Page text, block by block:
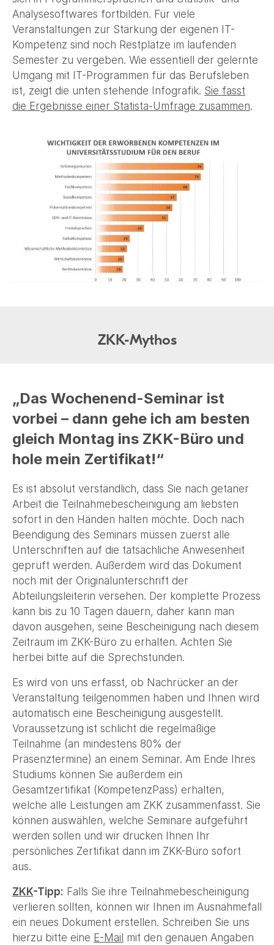
Analysesoftwares fortbilden. Für viele
Veranstaltungen zur Stärkung der eigenen IT-
Kompetenz sind noch Restplätze im laufenden
Semester zu vergeben. Wie essentiell der gelernte
Umgang mit IT-Programmen für das Berufsleben
ist, zeigt die unten stehende Infografik. Sie fasst
die Ergebnisse einer Statista-Umfrage zusammen.
ZKK-Mythos
„Das Wochenend-Seminar ist
vorbei – dann gehe ich am besten
gleich Montag ins ZKK-Büro und
hole mein Zertifikat!“
Es ist absolut verständlich, dass Sie nach getaner
Arbeit die Teilnahmebescheinigung am liebsten
sofort in den Händen halten möchte. Doch nach
Beendigung des Seminars müssen zuerst alle
Unterschriften auf die tatsächliche Anwesenheit
geprüft werden. Außerdem wird das Dokument
noch mit der Originalunterschrift der
Abteilungsleiterin versehen. Der komplette Prozess
kann bis zu 10 Tagen dauern, daher kann man
davon ausgehen, seine Bescheinigung nach diesem
Zeitraum im ZKK-Büro zu erhalten. Achten Sie
herbei bitte auf die Sprechstunden.
Es wird von uns erfasst, ob Nachrücker an der
Veranstaltung teilgenommen haben und Ihnen wird
automatisch eine Bescheinigung ausgestellt.
Voraussetzung ist schlicht die regelmäßige
Teilnahme (an mindestens 80% der
Präsenztermine) an einem Seminar. Am Ende Ihres
Studiums können Sie außerdem ein
Gesamtzertifikat (KompetenzPass) erhalten,
welche alle Leistungen am ZKK zusammenfasst. Sie
können auswählen, welche Seminare aufgeführt
werden sollen und wir drucken Ihnen Ihr
persönliches Zertifikat dann im ZKK-Büro sofort
aus.
ZKK-Tipp: Falls Sie ihre Teilnahmebescheinigung
verlieren sollten, können wir Ihnen im Ausnahmefall
ein neues Dokument erstellen. Schreiben Sie uns
hierzu bitte eine E-Mail mit den genauen Angaben